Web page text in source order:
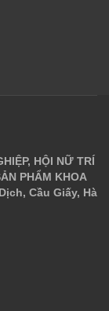
HỘI NỮ TRÍ
PHẨM KHOA
Cầu Giấy, Hà